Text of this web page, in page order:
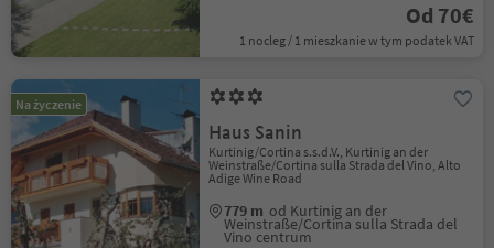
Od 70€
1 nocleg / 1 mieszkanie w tym podatek VAT
Na życzenie
Haus Sanin
Kurtinig/Cortina s.s.d.V., Kurtinig an der
Weinstraße/Cortina sulla Strada del Vino, Alto
Adige Wine Road
779 m od Kurtinig an der
Weinstraße/Cortina sulla Strada del
Vino centrum